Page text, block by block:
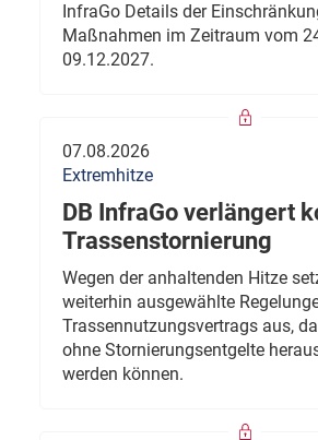
InfraGo Details der
Maßnahmen im Zeitraum vom
09.12.2027.
07.08.2026
Extremhitze
DB InfraGo verlängert
Trassenstornierung
Wegen der anhaltenden Hitze
weiterhin ausgewählte
Trassennutzungsvertrags aus,
ohne Stornierungsentgelte
werden können.